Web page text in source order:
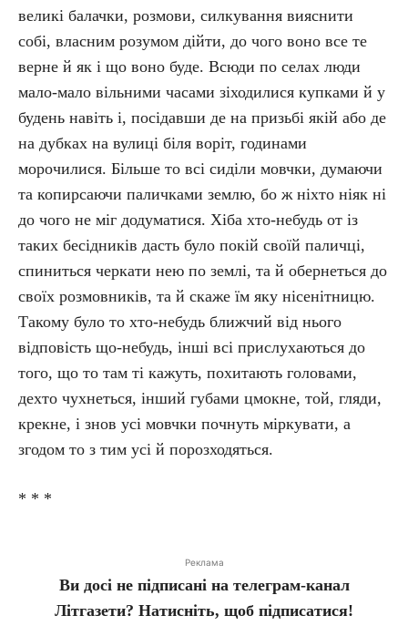
великі балачки, розмови, силкування вияснити
собі, власним розумом дійти, до чого воно все те
верне й як і що воно буде. Всюди по селах люди
мало-мало вільними часами зіходилися купками й у
будень навіть і, посідавши де на призьбі якій або де
на дубках на вулиці біля воріт, годинами
морочилися. Більше то всі сиділи мовчки, думаючи
та копирсаючи паличками землю, бо ж ніхто ніяк ні
до чого не міг додуматися. Хіба хто-небудь от із
таких бесідників дасть було покій своїй паличці,
спиниться черкати нею по землі, та й обернеться до
своїх розмовників, та й скаже їм яку нісенітницю.
Такому було то хто-небудь ближчий від нього
відповість що-небудь, інші всі прислухаються до
того, що то там ті кажуть, похитають головами,
дехто чухнеться, інший губами цмокне, той, гляди,
крекне, і знов усі мовчки почнуть міркувати, а
згодом то з тим усі й порозходяться.
* * *
Реклама
Ви досі не підписані на телеграм-канал
Літгазети? Натисніть, щоб підписатися!